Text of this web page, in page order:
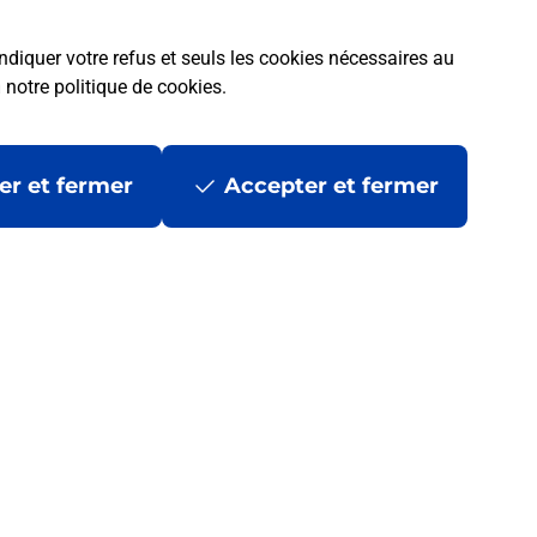
votre refus et seuls les cookies nécessaires au
notre politique de cookies.
et fermer Accepter et fermer